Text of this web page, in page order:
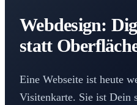
Webdesign:
statt
Eine Webseite ist heute
Visitenkarte. Sie ist Dein